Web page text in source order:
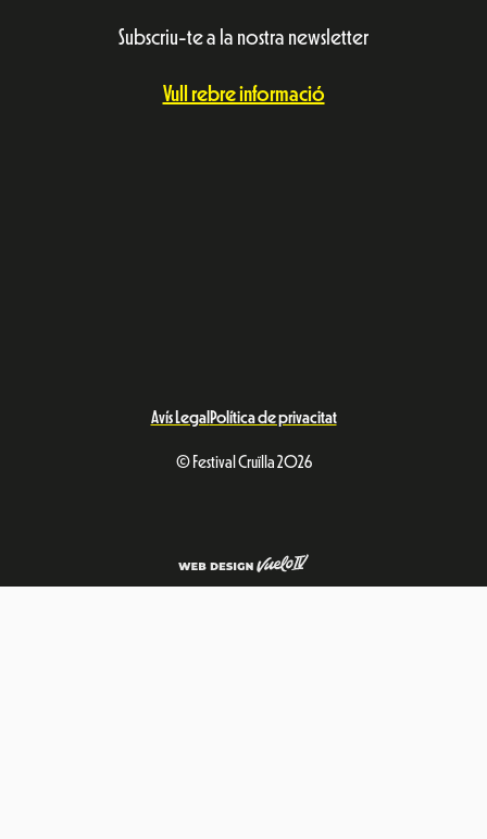
Subscriu-te a la nostra newsletter
Vull rebre informació
Avís Legal Política de privacitat
© Festival Cruïlla 2026